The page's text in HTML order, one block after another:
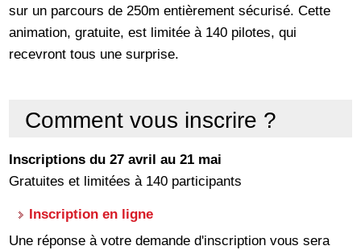
sur un parcours de 250m entièrement sécurisé. Cette
animation, gratuite, est limitée à 140 pilotes, qui
recevront tous une surprise.
Comment vous inscrire ?
Inscriptions du 27 avril au 21 mai
Gratuites et limitées à 140 participants
Inscription en ligne
Une réponse à votre demande d'inscription vous sera